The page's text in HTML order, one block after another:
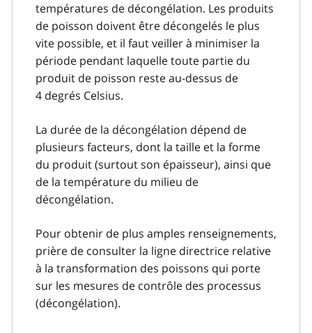
températures de décongélation. Les produits
de poisson doivent être décongelés le plus
vite possible, et il faut veiller à minimiser la
période pendant laquelle toute partie du
produit de poisson reste au-dessus de
4 degrés Celsius.
La durée de la décongélation dépend de
plusieurs facteurs, dont la taille et la forme
du produit (surtout son épaisseur), ainsi que
de la température du milieu de
décongélation.
Pour obtenir de plus amples renseignements,
prière de consulter la ligne directrice relative
à la transformation des poissons qui porte
sur les mesures de contrôle des processus
(décongélation).